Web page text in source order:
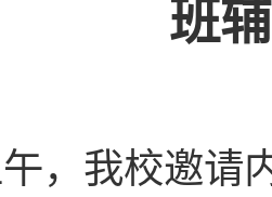
班
，我校邀请